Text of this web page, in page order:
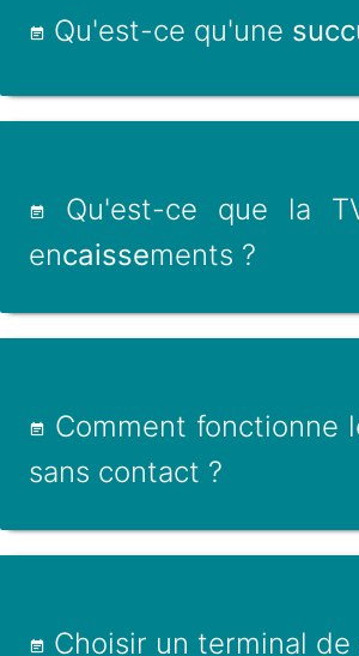
Qu'est-ce qu'une
Qu'est-ce que la
encaissements ?
Comment fonctionne
sans contact ?
Choisir un terminal